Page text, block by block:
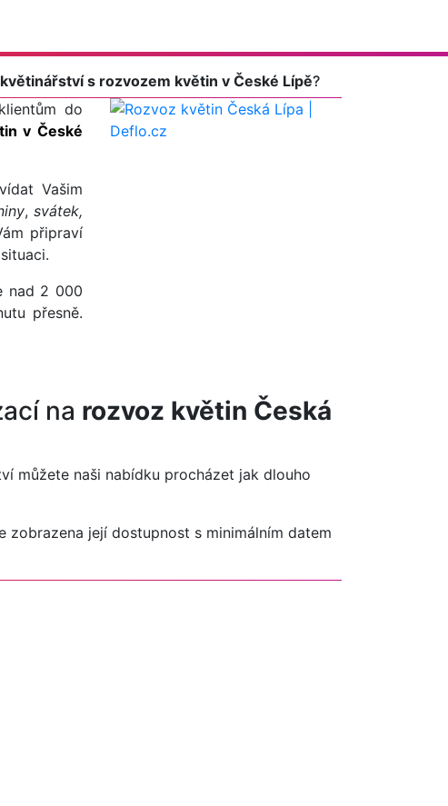
květinářství s rozvozem květin v České Lípě?
do
vČeské
Vašim
,svátek,
připraví
nad 2 000
přesně.
na rozvoz květin Česká
můžete naši nabídku procházet jak dlouho
zobrazena její dostupnost s minimálním datem